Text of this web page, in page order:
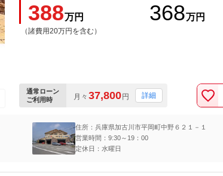
388万円
（諸費用20万円を含む）
368万円
通常ローン
ご利用時
月々 37,800円 詳細
住所：兵庫県加古川市平岡町中野６２１－１
営業時間：9:30～19：00
定休日：水曜日